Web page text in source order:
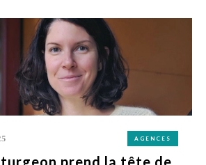
AGENCES
prend la tête de